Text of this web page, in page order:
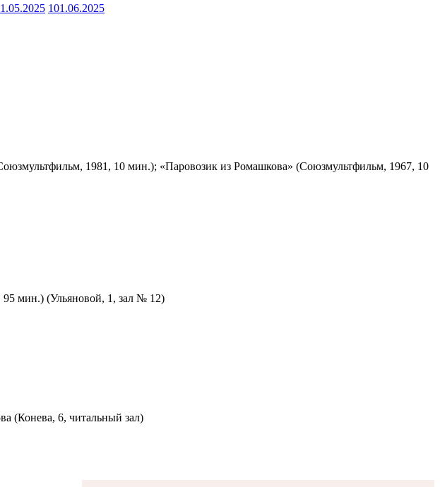
101.06.2025
1981, 10 мин.); «Паровозик из Ромашкова» (Союзмультфильм, 1967, 10
мин.) (Ульяновой, 1, зал № 12)
(Конева, 6, читальный зал)